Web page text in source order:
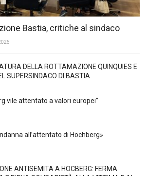
Bastia, critiche al sindaco
DELLA ROTTAMAZIONE QUINQUIES E
SUPERSINDACO DI BASTIA
vile attentato a valori europei”
all’attentato di Höchberg»
ANTISEMITA A HÖCBERG: FERMA